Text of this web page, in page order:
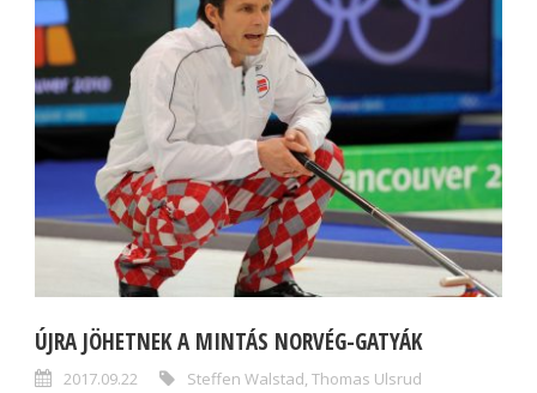
ÚJRA JÖHETNEK A MINTÁS NORVÉG-GATYÁK
2017.09.22 Steffen Walstad, Thomas Ulsrud